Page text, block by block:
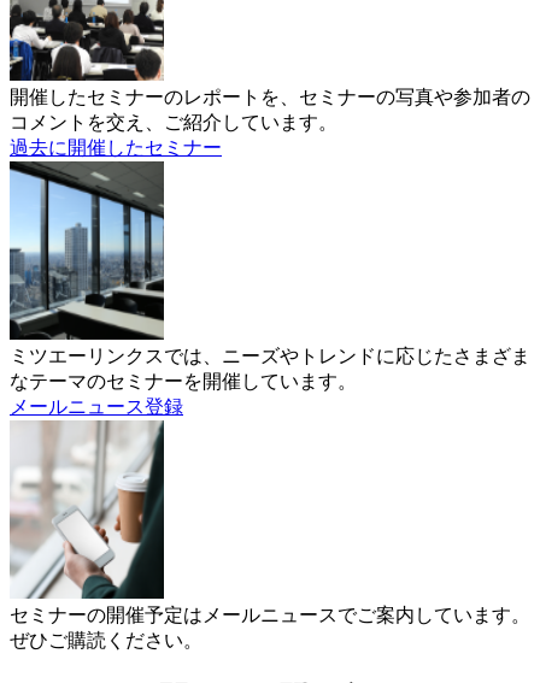
開催したセミナーのレポートを、セミナーの写真や参加者の
コメントを交え、ご紹介しています。
過去に開催したセミナー
ミツエーリンクスでは、ニーズやトレンドに応じたさまざま
なテーマのセミナーを開催しています。
メールニュース登録
セミナーの開催予定はメールニュースでご案内しています。
ぜひご購読ください。